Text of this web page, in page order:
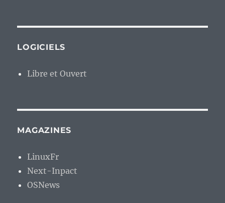
LOGICIELS
Libre et Ouvert
MAGAZINES
LinuxFr
Next-Inpact
OSNews